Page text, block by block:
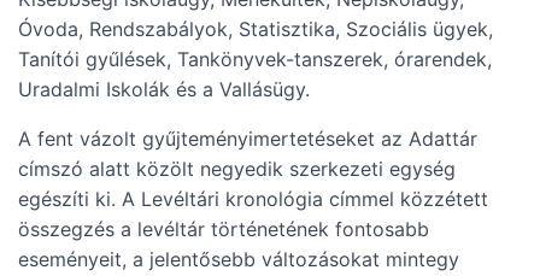
Óvoda, Rendszabályok, Statisztika, Szociális ügyek,
Tanítói gyűlések, Tankönyvek-tanszerek, órarendek,
Uradalmi Iskolák és a Vallásügy.
A fent vázolt gyűjteményimertetéseket az Adattár
címszó alatt közölt negyedik szerkezeti egység
egészíti ki. A Levéltári kronológia címmel közzétett
összegzés a levéltár történetének fontosabb
eseményeit, a jelentősebb változásokat mintegy